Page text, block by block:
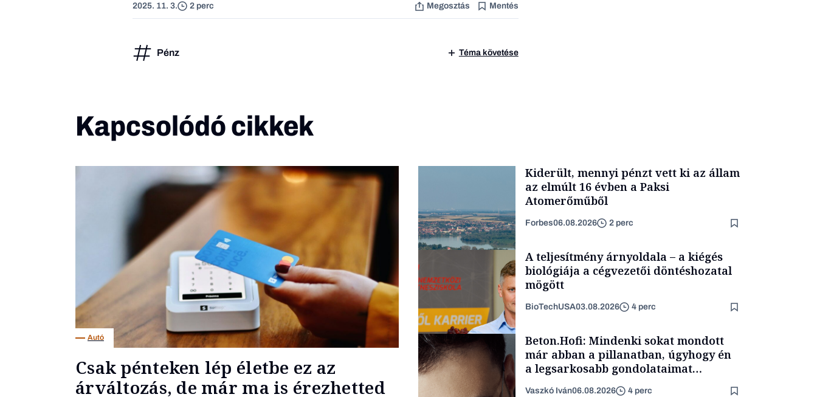
2025. 11. 3. 2 perc Megosztás Mentés
Pénz Téma követése
Kapcsolódó cikkek
Autó
Csak pénteken lép életbe ez az
árváltozás, de már ma is érezhetted
Kiderült, mennyi pénzt vett ki az állam
az elmúlt 16 évben a Paksi
Atomerőműből
Forbes06.08.2026 2 perc
A teljesítmény árnyoldala – a kiégés
biológiája a cégvezetői döntéshozatal
mögött
BioTechUSA03.08.2026 4 perc
Beton.Hofi: Mindenki sokat mondott
már abban a pillanatban, úgyhogy én
a legsarkosabb gondolataimat
Vaszkó Iván06.08.2026 4 perc